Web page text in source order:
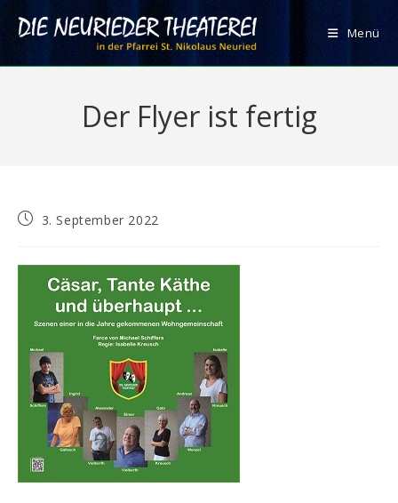
Inhalt
Menü
Der Flyer ist fertig
Beitrag3. September 2022